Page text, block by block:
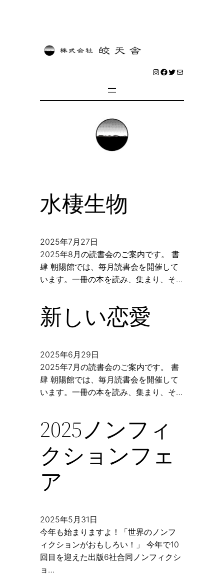
Instagram
Facebook
Twitter
メール
水棲生物
2025年7月27日
2025年8月の読書会のご案内です。 書
肆 朝陽館では、毎月読書会を開催して
います。一冊の本を読み、集まり、そ…
新しい恋愛
2025年6月29日
2025年7月の読書会のご案内です。 書
肆 朝陽館では、毎月読書会を開催して
います。一冊の本を読み、集まり、そ…
2025ノンフィ
クションフェ
ア
2025年5月31日
今年も始まりますよ！「世界のノンフ
ィクションがおもしろい！」 今年で10
回目を迎えた出版6社合同ノンフィクシ
ョ…